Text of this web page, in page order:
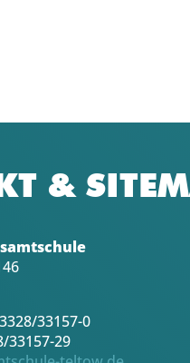
&
33157-0
33157-29